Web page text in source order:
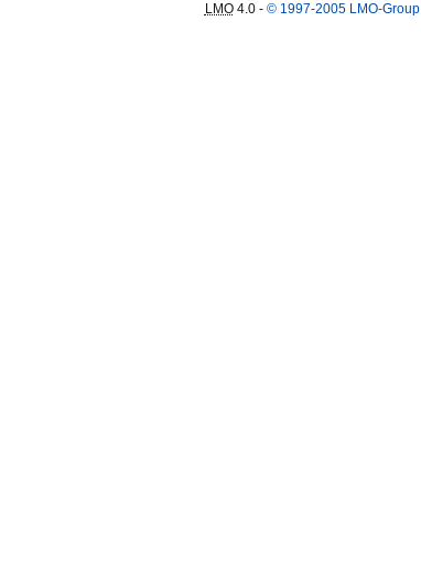
LMO4.0 - © 1997-2005 LMO-Group